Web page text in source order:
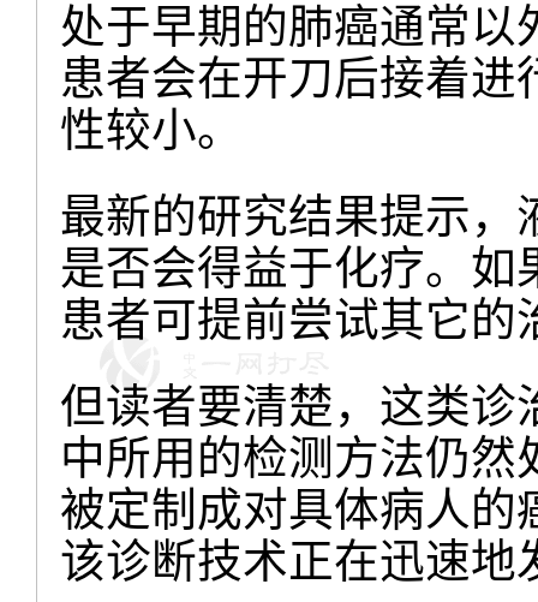
处于早期的肺癌通常
患者会在开刀后接着
性较小。
最新的研究结果提示，
是否会得益于化疗。
患者可提前尝试其它的
但读者要清楚，这类诊
中所用的检测方法仍
被定制成对具体病人的
该诊断技术正在迅速地